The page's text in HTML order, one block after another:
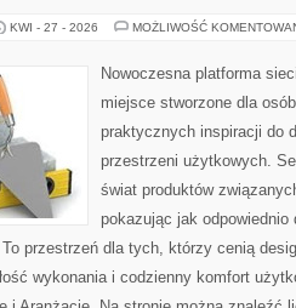
KWI - 27 - 2026 MOŻLIWOŚĆ
Nowoczesna platforma
miejsce stworzone dla
praktycznych inspiracji do
przestrzeni użytkowych.
świat produktów
pokazując jak odpowiednio
przestrzeń dla tych, którzy cenią
wykonania i codzienny komfort